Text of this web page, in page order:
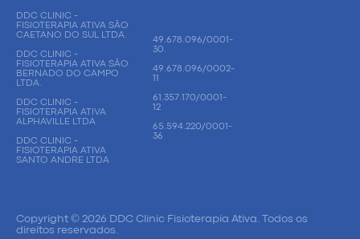
DDC CLINIC -
FISIOTERAPIA ATIVA SÃO
CAETANO DO SUL LTDA.
DDC CLINIC -
FISIOTERAPIA ATIVA SÃO
BERNADO DO CAMPO
LTDA.
DDC CLINIC -
FISIOTERAPIA ATIVA
ALPHAVILLE LTDA
DDC CLINIC -
FISIOTERAPIA ATIVA
SANTO ANDRE LTDA
49.678.096/0001-
30.
49.678.096/0002-
11
61.357.170/0001-
12
65.594.220/0001-
36
Copyright © 2026 DDC Clinic Fisioterapia Ativa. Todos os
direitos reservados.